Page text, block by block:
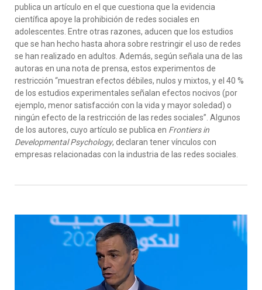
publica un artículo en el que cuestiona que la evidencia
científica apoye la prohibición de redes sociales en
adolescentes. Entre otras razones, aducen que los estudios
que se han hecho hasta ahora sobre restringir el uso de redes
se han realizado en adultos. Además, según señala una de las
autoras en una nota de prensa, estos experimentos de
restricción “muestran efectos débiles, nulos y mixtos, y el 40 %
de los estudios experimentales señalan efectos nocivos (por
ejemplo, menor satisfacción con la vida y mayor soledad) o
ningún efecto de la restricción de las redes sociales”. Algunos
de los autores, cuyo artículo se publica en Frontiers in
Developmental Psychology, declaran tener vínculos con
empresas relacionadas con la industria de las redes sociales.